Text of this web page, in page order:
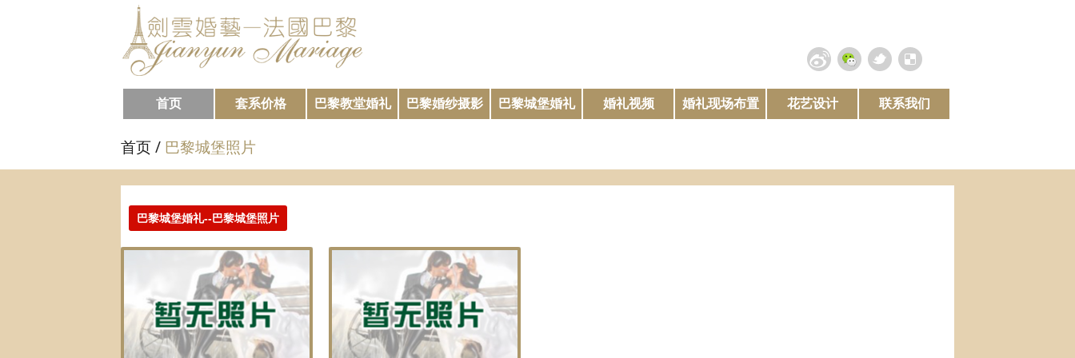
首页 套系价格 巴黎教堂婚礼 巴黎婚纱摄影 巴黎城堡婚礼 婚礼视频 婚礼现场布置 花艺设计 联系我们
首页/ 巴黎城堡照片
巴黎城堡婚礼--巴黎城堡照片